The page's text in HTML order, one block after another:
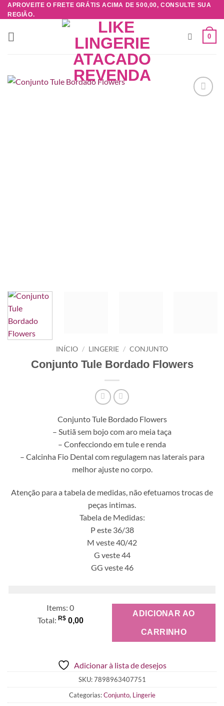
Skip
to
content
APROVEITE O FRETE GRÁTIS ACIMA DE 500,00, CONSULTE SUA
REGIÃO.
0
INÍCIO / LINGERIE / CONJUNTO
Conjunto Tule Bordado Flowers
Conjunto Tule Bordado Flowers
– Sutiã sem bojo com aro meia taça
– Confecciondo em tule e renda
– Calcinha Fio Dental com regulagem nas laterais para
melhor ajuste no corpo.
Atenção para a tabela de medidas, não efetuamos trocas de
peças intimas.
Tabela de Medidas:
P este 36/38
M veste 40/42
G veste 44
GG veste 46
Items: 0
Total: R$0,00
ADICIONAR AO
CARRINHO
Adicionar à lista de desejos
SKU:7898963407751
Categorias:Conjunto, Lingerie